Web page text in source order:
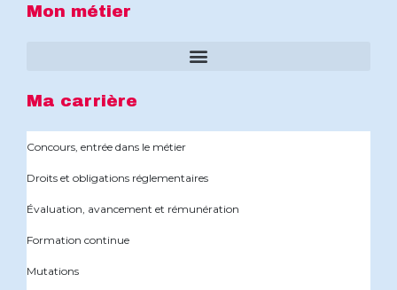
Mon métier
Ma carrière
Concours, entrée dans le métier
Droits et obligations réglementaires
Évaluation, avancement et rémunération
Formation continue
Mutations